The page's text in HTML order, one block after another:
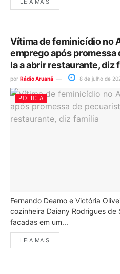
LEIA MAIS
Vítima de feminicídio no
emprego após
la a abrir restaurante, diz
por Rádio Aruanã 8 de julho de
POLÍCIA
Fernando Deamo e Victória
cozinheira Daiany Rodrigues
facadas em um...
LEIA MAIS